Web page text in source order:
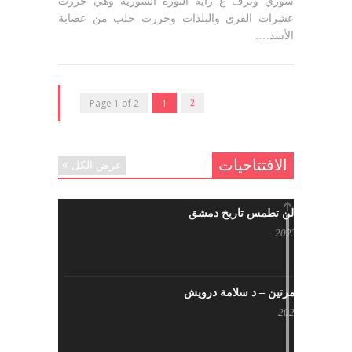
عشرات القرى والبلدات وحررت حلب من عصابة
الأسد….
Page 1 of 2 1 2
الافتتاحيات عرض الكل
حرائقكم لن تطمس تاريخ دمشق
لا تقتلونا مرتين – د سلامة درويش